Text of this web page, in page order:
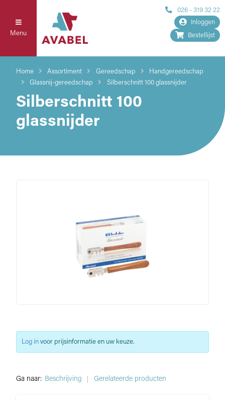
Menu
026 - 319 32 22
Inloggen
Bestellijst
Home Assortiment Gereedschap
Handgereedschap
Glassnij-gereedschap
Silberschnitt 100 glassnijder
Silberschnitt 100
glassnijder
Ga naar: Beschrijving Gerelateerde producten
Log in voor prijsinformatie en uw keuze.